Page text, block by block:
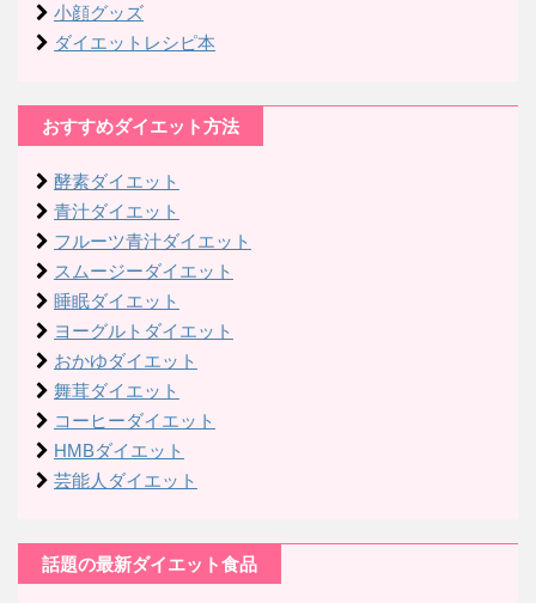
小顔グッズ
ダイエットレシピ本
おすすめダイエット方法
酵素ダイエット
青汁ダイエット
フルーツ青汁ダイエット
スムージーダイエット
睡眠ダイエット
ヨーグルトダイエット
おかゆダイエット
舞茸ダイエット
コーヒーダイエット
HMBダイエット
芸能人ダイエット
話題の最新ダイエット食品